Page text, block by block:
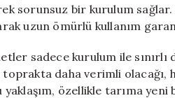
sorunsuz bir kurulum
uzun ömürlü kullanım
sadece kurulum ile
daha verimli olacağı,
özellikle tarıma